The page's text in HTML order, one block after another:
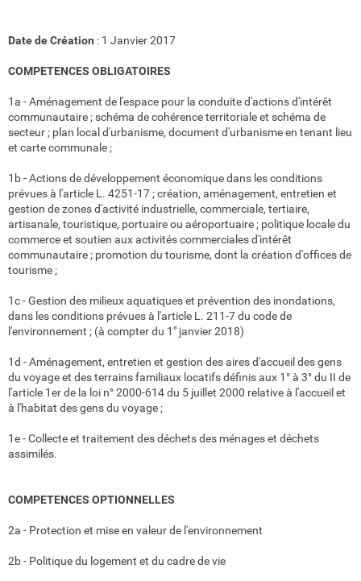
Date de Création : 1 Janvier 2017
COMPETENCES OBLIGATOIRES
1a - Aménagement de l'espace pour la conduite d'actions d'intérêt
communautaire ; schéma de cohérence territoriale et schéma de
secteur ; plan local d'urbanisme, document d'urbanisme en tenant lieu
et carte communale ;
1b - Actions de développement économique dans les conditions
prévues à l'article L. 4251-17 ; création, aménagement, entretien et
gestion de zones d'activité industrielle, commerciale, tertiaire,
artisanale, touristique, portuaire ou aéroportuaire ; politique locale du
commerce et soutien aux activités commerciales d'intérêt
communautaire ; promotion du tourisme, dont la création d'offices de
tourisme ;
1c - Gestion des milieux aquatiques et prévention des inondations,
dans les conditions prévues à l'article L. 211-7 du code de
l'environnement ; (à compter du 1" janvier 2018)
1d - Aménagement, entretien et gestion des aires d'accueil des gens
du voyage et des terrains familiaux locatifs définis aux 1° à 3° du II de
l'article 1er de la loi n° 2000-614 du 5 juillet 2000 relative à l'accueil et
à l'habitat des gens du voyage ;
1e - Collecte et traitement des déchets des ménages et déchets
assimilés.
COMPETENCES OPTIONNELLES
2a - Protection et mise en valeur de l'environnement
2b - Politique du logement et du cadre de vie